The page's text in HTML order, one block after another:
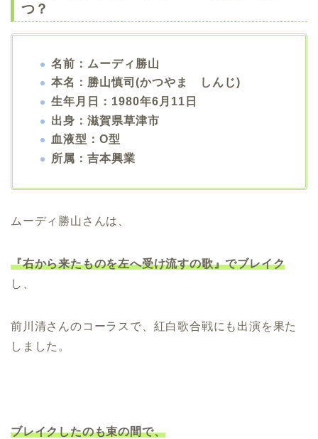
つ？
名前：ムーディ勝山
本名：勝山慎司(かつやま しんじ)
生年月日：1980年6月11日
出身：滋賀県草津市
血液型：O型
所属：吉本興業
ムーディ勝山さんは、
『右から来たものを左へ受け流すの歌』でブレイク
し、
前川清さんのコーラスで、紅白歌合戦にも出演を果た
しました。
ブレイクしたのも束の間で、